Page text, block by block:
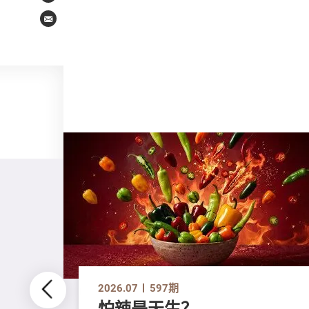
Email
2026.07 597期